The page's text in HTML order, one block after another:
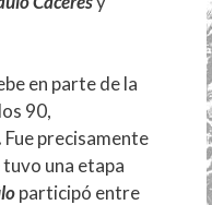
en parte de la
90,
Fue precisamente
tuvo una etapa
participó entre